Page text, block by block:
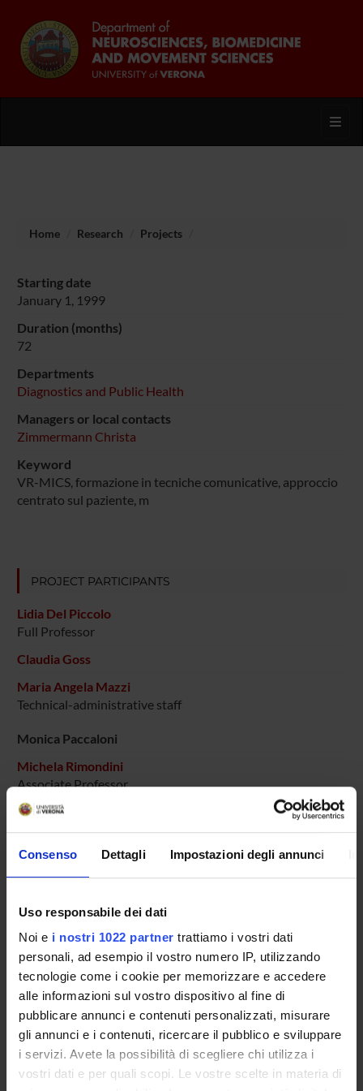
Consenso Dettagli Impostazioni degli annunci
Uso responsabile dei dati
Noi e i nostri 1022 partner trattiamo i vostri dati
personali, ad esempio il vostro numero IP, utilizzando
tecnologie come i cookie per memorizzare e accedere
alle informazioni sul vostro dispositivo al fine di
pubblicare annunci e contenuti personalizzati, misurare
gli annunci e i contenuti, ricercare il pubblico e sviluppare
i servizi. Avete la possibilità di scegliere chi utilizza i
vostri dati e per quali scopi. Le vostre scelte in materia di
Home Research Projects
Starting date
January 1, 1999
Duration (months)
72
Departments
Diagnostics and Public Health
Managers or local contacts
Zimmermann Christa
Keyword
VR-MICS, formazione in tecniche comunicative, approccio
centrato sul paziente, m
PROJECT PARTICIPANTS
Lidia Del Piccolo
Full Professor
Claudia Goss
Maria Angela Mazzi
Technical-administrative staff
Monica Paccaloni
Michela Rimondini
Associate Professor
Christa Zimmermann
Research Assistants
Tagliavini Giovanni
SECTIONS
Section of Psychiatry and Clinical Psychology